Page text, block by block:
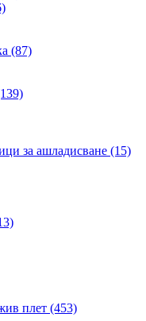
(87)
за ашладисване (15)
плет (453)